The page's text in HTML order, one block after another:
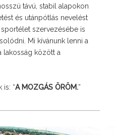
távú, stabil alapokon
és utánpótlás nevelést
szervezésébe is
Mi kívánunk lenni a
lakosság között a
is: “A MOZGÁS ÖRÖM.”